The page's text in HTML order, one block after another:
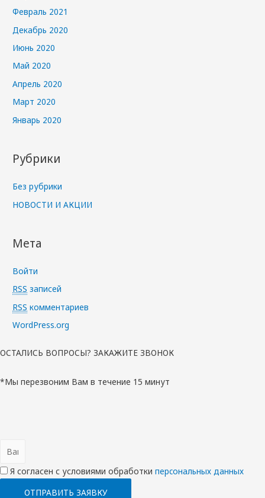
Февраль 2021
Декабрь 2020
Июнь 2020
Май 2020
Апрель 2020
Март 2020
Январь 2020
Рубрики
Без рубрики
НОВОСТИ И АКЦИИ
Мета
Войти
RSS записей
RSS комментариев
WordPress.org
ОСТАЛИСЬ ВОПРОСЫ? ЗАКАЖИТЕ ЗВОНОК
*Мы перезвоним Вам в течение 15 минут
Я согласен с условиями обработки перcональных данных
ОТПРАВИТЬ ЗАЯВКУ